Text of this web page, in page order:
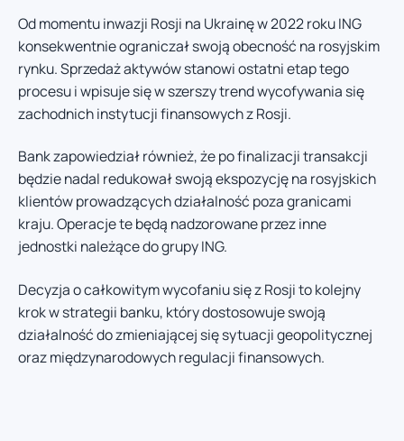
Od momentu inwazji Rosji na Ukrainę w 2022 roku ING
konsekwentnie ograniczał swoją obecność na rosyjskim
rynku. Sprzedaż aktywów stanowi ostatni etap tego
procesu i wpisuje się w szerszy trend wycofywania się
zachodnich instytucji finansowych z Rosji.
Bank zapowiedział również, że po finalizacji transakcji
będzie nadal redukował swoją ekspozycję na rosyjskich
klientów prowadzących działalność poza granicami
kraju. Operacje te będą nadzorowane przez inne
jednostki należące do grupy ING.
Decyzja o całkowitym wycofaniu się z Rosji to kolejny
krok w strategii banku, który dostosowuje swoją
działalność do zmieniającej się sytuacji geopolitycznej
oraz międzynarodowych regulacji finansowych.